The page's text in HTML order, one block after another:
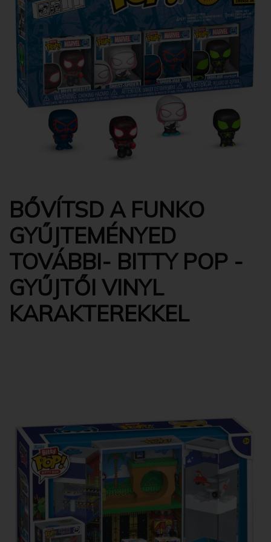
BŐVÍTSD A FUNKO
GYŰJTEMÉNYED
TOVÁBBI- BITTY POP -
GYŰJTŐI VINYL
KARAKTEREKKEL